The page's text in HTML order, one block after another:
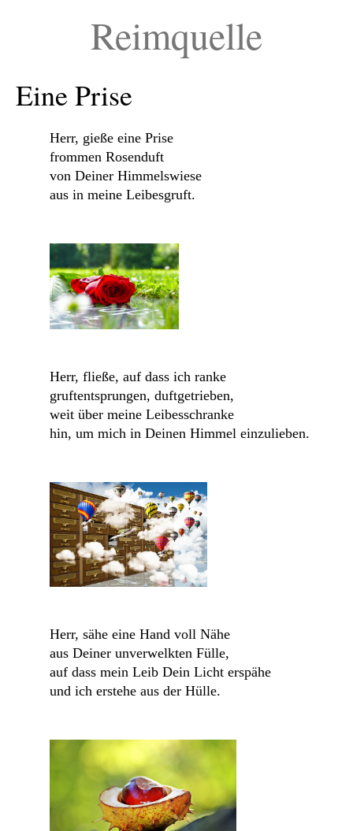
Reimquelle
Eine Prise
Herr, gieße eine Prise
frommen Rosenduft
von Deiner Himmelswiese
aus in meine Leibesgruft.
Herr, fließe, auf dass ich ranke
gruftentsprungen, duftgetrieben,
weit über meine Leibesschranke
hin, um mich in Deinen Himmel einzulieben.
Herr, sähe eine Hand voll Nähe
aus Deiner unverwelkten Fülle,
auf dass mein Leib Dein Licht erspähe
und ich erstehe aus der Hülle.